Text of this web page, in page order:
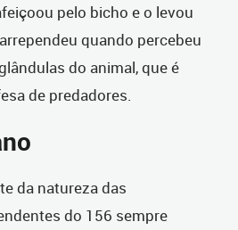
pelo bicho e o levou
quando percebeu
do animal, que é
de predadores.
da natureza das
do 156 sempre